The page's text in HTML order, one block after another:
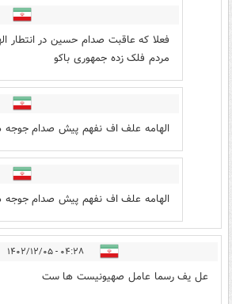
فعلا که عاقبت صدام حسین در انتطار
مردم فلک زده جمهوری باکو
الهامه علف اف نفهم پیش صدام جوجه
الهامه علف اف نفهم پیش صدام جوجه
۰۴:۲۸ - ۱۴۰۲/۱۲/۰۵
عل یف رسما عامل صهیونیست ها ست